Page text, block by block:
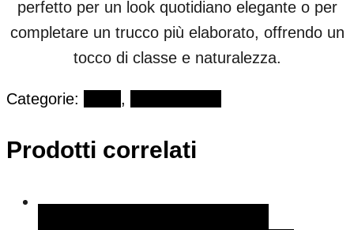
perfetto per un look quotidiano elegante o per
completare un trucco più elaborato, offrendo un
tocco di classe e naturalezza.
Categorie: ,
Prodotti correlati